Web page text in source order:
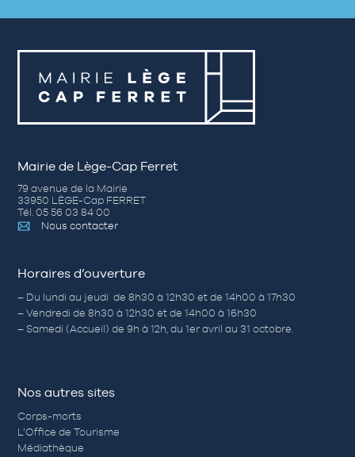
Mairie de Lège-Cap Ferret
79 avenue de la Mairie
33950 LÈGE-Cap FERRET
Tél. 05 56 03 84 00
Nous contacter
Horaires d’ouverture
– Du lundi au jeudi de 8h30 à 12h30 et de 14h00 à 17h30
– Vendredi de 8h30 à 12h30 et de 14h00 à 16h30
– Samedi (Accueil) de 9h à 12h, du 1er avril au 31 octobre.
Nos autres sites
Corps-morts
L’Office de Tourisme
Médiathèque